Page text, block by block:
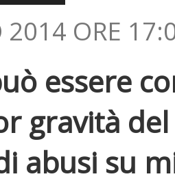
2014 ORE
essere
gravità
abusi su